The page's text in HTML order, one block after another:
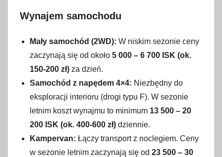
Wynajem samochodu
Mały samochód (2WD): W niskim sezonie ceny
zaczynają się od około 5 000 – 6 700 ISK (ok.
150-200 zł) za dzień.
Samochód z napędem 4×4: Niezbędny do
eksploracji interioru (drogi typu F). W sezonie
letnim koszt wynajmu to minimum 13 500 – 20
200 ISK (ok. 400-600 zł) dziennie.
Kampervan: Łączy transport z noclegiem. Ceny
w sezonie letnim zaczynają się od 23 500 – 30